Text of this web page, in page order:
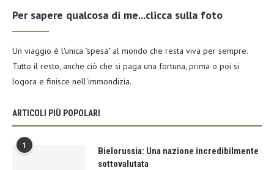
Per sapere qualcosa di me...clicca sulla foto
Un viaggio è l'unica "spesa" al mondo che resta viva per sempre.
Tutto il resto, anche ciò che si paga una fortuna, prima o poi si
logora e finisce nell'immondizia.
ARTICOLI PIÙ POPOLARI
1
Bielorussia: Una nazione incredibilmente
sottovalutata